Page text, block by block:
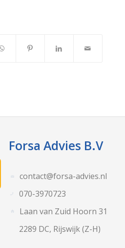
Forsa Advies B.V
contact@forsa-advies.nl
070-3970723
Laan van Zuid Hoorn 31
2289 DC, Rijswijk (Z-H)